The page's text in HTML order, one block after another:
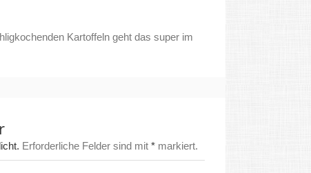
Kartoffeln geht das super im
Erforderliche Felder sind mit * markiert.